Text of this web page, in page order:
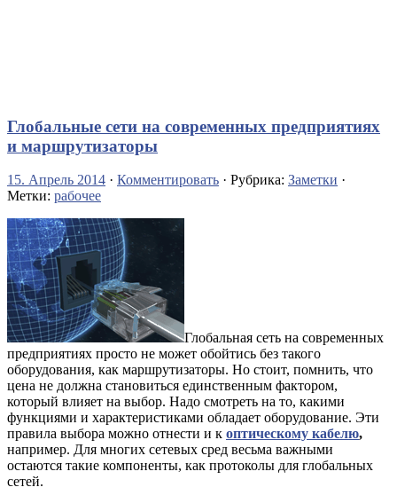
Глобальные сети на современных предприятиях
и маршрутизаторы
15. Апрель 2014 · Комментировать · Рубрика: Заметки ·
Метки: рабочее
Глобальная сеть на современных
предприятиях просто не может обойтись без такого
оборудования, как маршрутизаторы. Но стоит, помнить, что
цена не должна становиться единственным фактором,
который влияет на выбор. Надо смотреть на то, какими
функциями и характеристиками обладает оборудование. Эти
правила выбора можно отнести и к оптическому кабелю,
например. Для многих сетевых сред весьма важными
остаются такие компоненты, как протоколы для глобальных
сетей.